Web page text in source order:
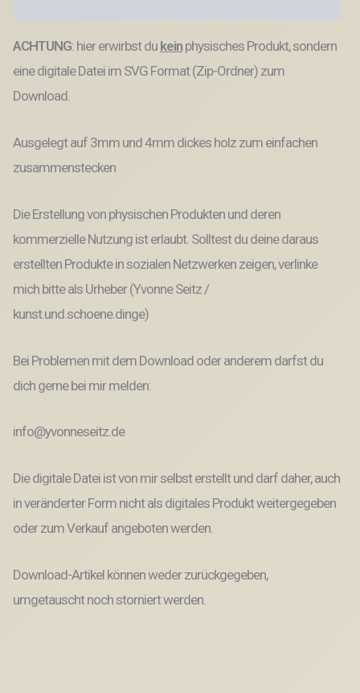
4mm
Trockenblumen
Beste
Mami
SVG
ACHTUNG: hier erwirbst du kein physisches Produkt, sondern
eine digitale Datei im SVG Format (Zip-Ordner) zum
Download.
Ausgelegt auf 3mm und 4mm dickes holz zum einfachen
zusammenstecken
Die Erstellung von physischen Produkten und deren
kommerzielle Nutzung ist erlaubt. Solltest du deine daraus
erstellten Produkte in sozialen Netzwerken zeigen, verlinke
mich bitte als Urheber (Yvonne Seitz /
kunst.und.schoene.dinge)
Bei Problemen mit dem Download oder anderem darfst du
dich gerne bei mir melden:
info@yvonneseitz.de
Die digitale Datei ist von mir selbst erstellt und darf daher, auch
in veränderter Form nicht als digitales Produkt weitergegeben
oder zum Verkauf angeboten werden.
Download-Artikel können weder zurückgegeben,
umgetauscht noch storniert werden.